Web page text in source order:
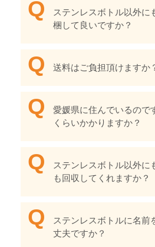
ステンレスボトル以外に
梱して良いですか？
送料はご負担頂けますか
愛媛県に住んでいるので
くらいかかりますか？
ステンレスボトル以外に
も回収してくれますか？
ステンレスボトルに名前
丈夫ですか？